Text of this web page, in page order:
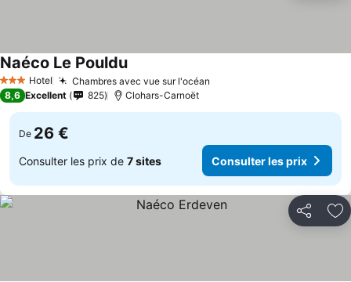
3 ÉtoilesHotel Chambres avec vue sur l'océan
Naéco Le Pouldu
8,6 Excellent 825 Clohars-Carnoët
De 26 €
Consulter les prix de 7 sites Consulter les prix
Partager